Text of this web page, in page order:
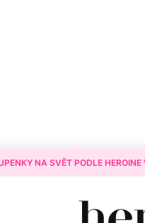
NA SVĚT PODLE